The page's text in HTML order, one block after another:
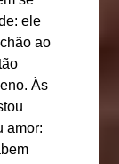
ele
ao
Às
amor: